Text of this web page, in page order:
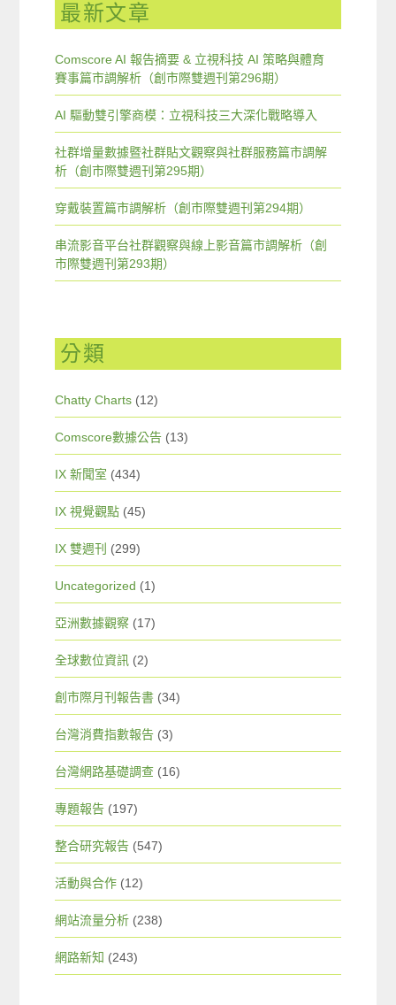
最新文章
Comscore AI 報告摘要 & 立視科技 AI 策略與體育
賽事篇市調解析（創市際雙週刊第296期）
AI 驅動雙引擎商模：立視科技三大深化戰略導入
社群增量數據暨社群貼文觀察與社群服務篇市調解
析（創市際雙週刊第295期）
穿戴裝置篇市調解析（創市際雙週刊第294期）
串流影音平台社群觀察與線上影音篇市調解析（創
市際雙週刊第293期）
分類
Chatty Charts (12)
Comscore數據公告 (13)
IX 新聞室 (434)
IX 視覺觀點 (45)
IX 雙週刊 (299)
Uncategorized (1)
亞洲數據觀察 (17)
全球數位資訊 (2)
創市際月刊報告書 (34)
台灣消費指數報告 (3)
台灣網路基礎調查 (16)
專題報告 (197)
整合研究報告 (547)
活動與合作 (12)
網站流量分析 (238)
網路新知 (243)